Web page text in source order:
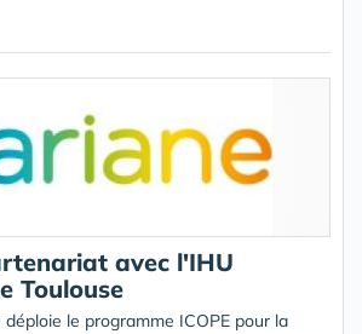
avec l'IHU
Toulouse
le programme ICOPE pour la